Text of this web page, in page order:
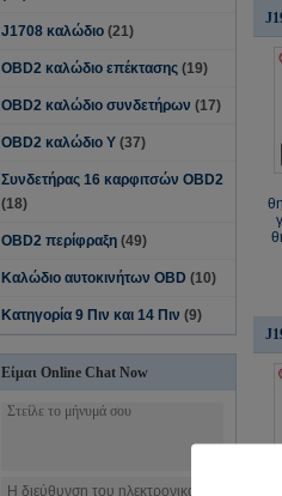
J1708 καλώδιο (21)
OBD2 καλώδιο επέκτασης (19)
OBD2 καλώδιο συνδετήρων (17)
OBD2 καλώδιο Υ (37)
Συνδετήρας 16 καρφιτσών OBD2
(18)
OBD2 περίφραξη (49)
Καλώδιο αυτοκινήτων OBD (10)
Κατηγορία 9 Πιν και 14 Πιν (9)
Είμαι Online Chat Now